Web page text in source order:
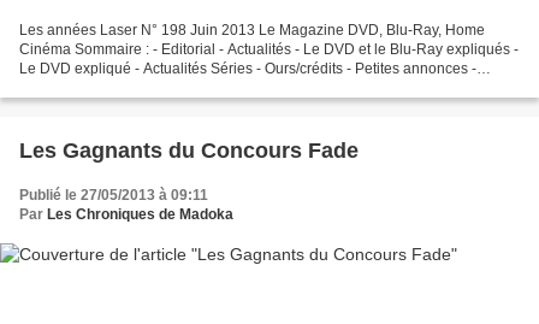
Les années Laser N° 198 Juin 2013 Le Magazine DVD, Blu-Ray, Home
Cinéma Sommaire : - Editorial - Actualités - Le DVD et le Blu-Ray expliqués -
Le DVD expliqué - Actualités Séries - Ours/crédits - Petites annonces -
Les Gagnants du Concours Fade
Publié le 27/05/2013 à 09:11
Par Les Chroniques de Madoka